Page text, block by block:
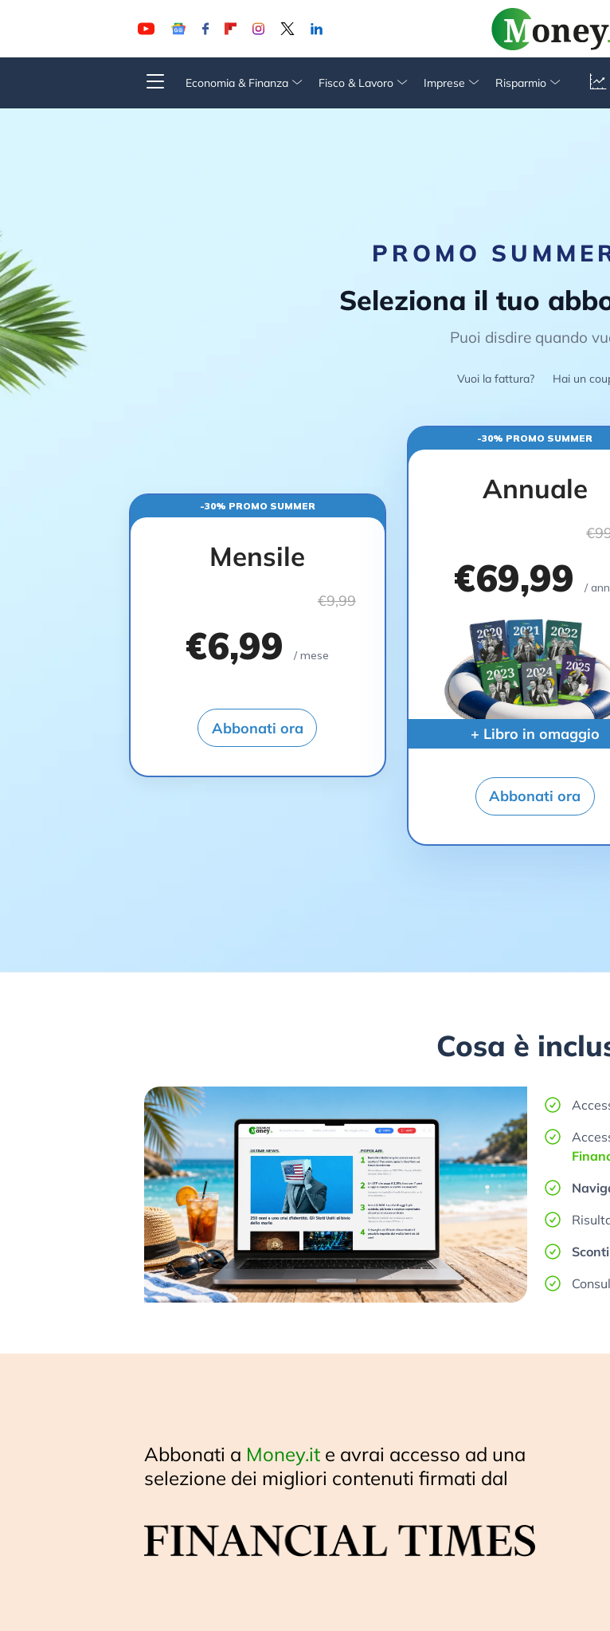
Economia & Finanza Fisco & Lavoro Imprese Risparmio
PROMO
Seleziona il tuo
Puoi disdire quando
Vuoi la fattura? Hai un
-30% PROMO SUMMER
Mensile
€9,99
€6,99/ mese
Abbonati ora
-30% PROMO SUMMER
Annuale
€69,99 /
+ Libro in omaggio
Abbonati ora
Cosa è
Abbonati a Money.it e avrai accesso ad una
selezione dei migliori contenuti firmati dal